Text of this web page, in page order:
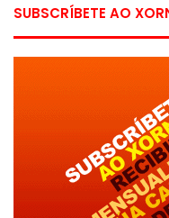
SUBSCRÍBETE AO